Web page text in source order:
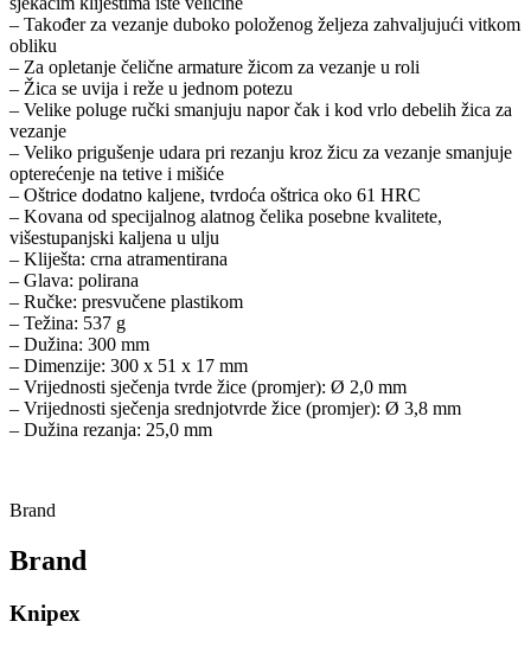
– Također za vezanje duboko položenog željeza zahvaljujući vitkom
obliku
– Za opletanje čelične armature žicom za vezanje u roli
– Žica se uvija i reže u jednom potezu
– Velike poluge ručki smanjuju napor čak i kod vrlo debelih žica za
vezanje
– Veliko prigušenje udara pri rezanju kroz žicu za vezanje smanjuje
opterećenje na tetive i mišiće
– Oštrice dodatno kaljene, tvrdoća oštrica oko 61 HRC
– Kovana od specijalnog alatnog čelika posebne kvalitete,
višestupanjski kaljena u ulju
– Kliješta: crna atramentirana
– Glava: polirana
– Ručke: presvučene plastikom
– Težina: 537 g
– Dužina: 300 mm
– Dimenzije: 300 x 51 x 17 mm
– Vrijednosti sječenja tvrde žice (promjer): Ø 2,0 mm
– Vrijednosti sječenja srednjotvrde žice (promjer): Ø 3,8 mm
– Dužina rezanja: 25,0 mm
Brand
Brand
Knipex